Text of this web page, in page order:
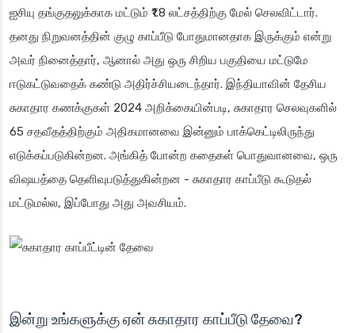
ஐசியு தங்குதலுக்காக மட்டும் ₹1.8 லட்சத்திற்கு மேல் செலவிட்டார்.
தனது நிறுவனத்தின் குழு காப்பீடு போதுமானதாக இருக்கும் என்று
அவர் நினைத்தார், ஆனால் அது ஒரு சிறிய பகுதியை மட்டுமே
ஈடுகட்டுவதைக் கண்டு அதிர்ச்சியடைந்தார். இந்தியாவின் தேசிய
சுகாதார கணக்குகள் 2024 அறிக்கையின்படி, சுகாதார செலவுகளில்
65 சதவீதத்திற்கும் அதிகமானவை இன்னும் பாக்கெட்டிலிருந்து
எடுக்கப்படுகின்றன. அங்கித் போன்ற கதைகள் பொதுவானவை, ஒரு
விஷயத்தை தெளிவுபடுத்துகின்றன - சுகாதார காப்பீடு கூடுதல்
மட்டுமல்ல, இப்போது அது அவசியம்.
இன்று உங்களுக்கு ஏன் சுகாதார காப்பீடு தேவை?